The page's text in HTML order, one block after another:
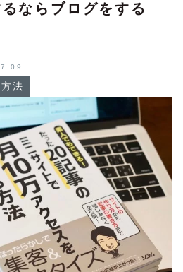
ならブログをする
法